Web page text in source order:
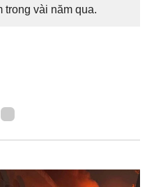
vài năm qua.